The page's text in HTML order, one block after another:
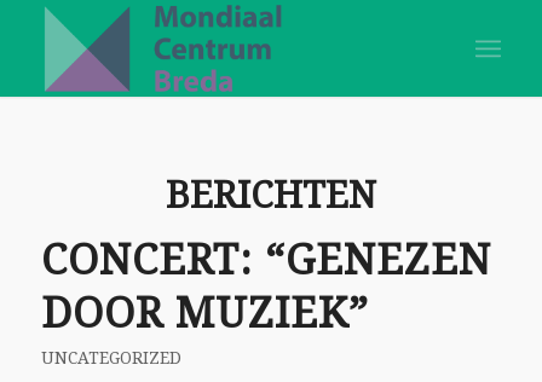
BERICHTEN
CONCERT: “GENEZEN
DOOR MUZIEK”
UNCATEGORIZED